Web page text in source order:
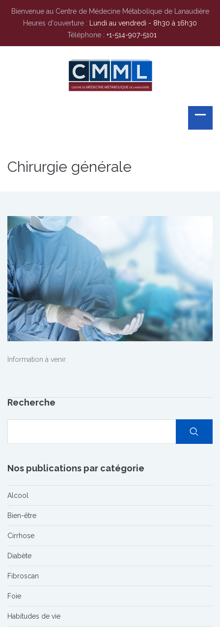
Bienvenue au Centre de Médecine Métabolique de Lanaudière
Heures d'ouverture :
Lundi au vendredi - 8h30 à 16h30
Téléphone : +1-514-907-5101
Chirurgie générale
Information à venir.
Recherche
Nos publications par catégorie
Alcool
Bien-être
Cirrhose
Diabète
Fibroscan
Foie
Habitudes de vie